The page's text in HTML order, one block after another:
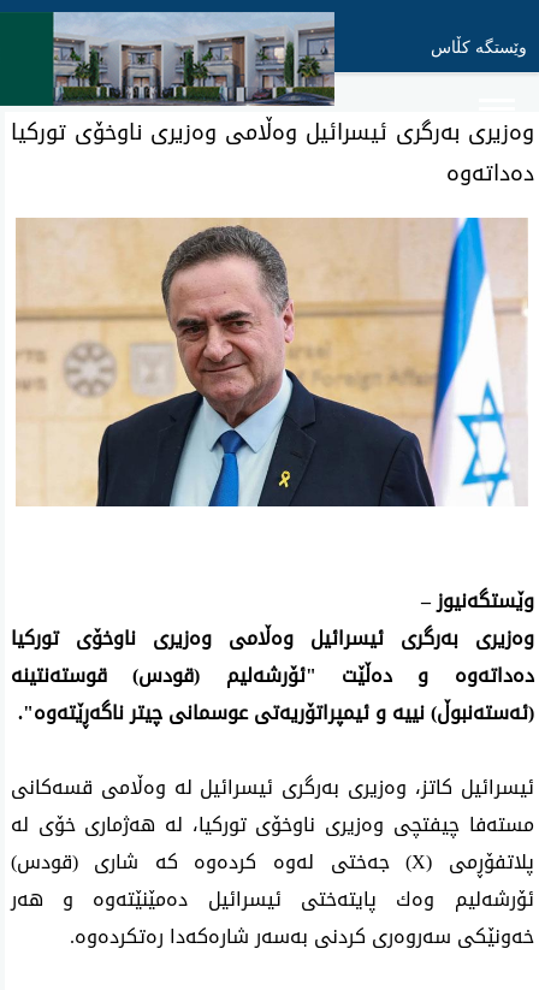
وێستگە کڵاس
وه‌زیری‌ به‌رگری‌ ئیسرائیل وه‌ڵامی‌ وه‌زیری‌ ناوخۆی‌ توركیا
ده‌داته‌وه‌
وێستگه‌نیوز –
وه‌زیری‌ به‌رگری‌ ئیسرائیل وه‌ڵامی‌ وه‌زیری‌ ناوخۆی‌ توركیا
ده‌داته‌وه‌ و ده‌ڵێت "ئۆرشه‌لیم (قودس) قوسته‌نتینه‌
(ئه‌سته‌نبوڵ‌) نییه‌ و ئیمپراتۆریه‌تی عوسمانی چیتر ناگه‌ڕێته‌وه‌".
ئیسرائیل كاتز، وه‌زیری به‌رگری ئیسرائیل له‌ وه‌ڵامی قسه‌كانی
مسته‌فا چیفتچی وه‌زیری ناوخۆی توركیا، له‌ هه‌ژماری خۆی له‌
پلاتفۆڕمی‌ (X) جه‌ختی له‌وه‌ كرده‌وه‌ كه‌ شاری‌ (قودس)
ئۆرشه‌لیم وه‌ك پایته‌ختی ئیسرائیل ده‌مێنێته‌وه‌ و هه‌ر
خه‌ونێكی سه‌روه‌ری كردنی به‌سه‌ر شاره‌كه‌دا ره‌تكرده‌وه‌.